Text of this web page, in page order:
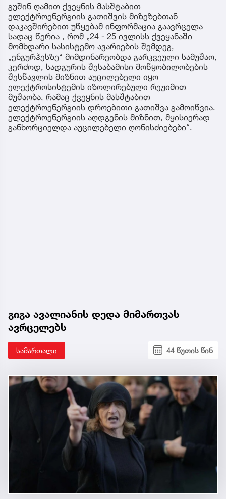
გუშინ ღამით ქვეყნის მასშტაბით
ელექტროენერგიის გათიშვის მიზეზებთან
დაკავშირებით უწყებამ ინფორმაცია გაავრცელა
სადაც წერია , რომ „24 - 25 ივლისს ქვეყანაში
მომხდარი სასისტემო ავარიების შემდეგ,
„ენგურჰესზე“ მიმდინარეობდა გარკვეული სამუშაო,
კერძოდ, სადგურის შესაბამისი მოწყობილობების
შესწავლის მიზნით აუცილებელი იყო
ელექტროსისტემის იზოლირებული რეჟიმით
მუშაობა, რამაც ქვეყნის მასშტაბით
ელექტროენერგიის დროებითი გათიშვა გამოიწვია.
ელექტროენერგიის აღდგენის მიზნით, მყისიერად
განხორციელდა აუცილებელი ღონისძიებები“.
გიგა ავალიანის დედა მიმართვას
ავრცელებს
სამართალი 44 წუთის წინ